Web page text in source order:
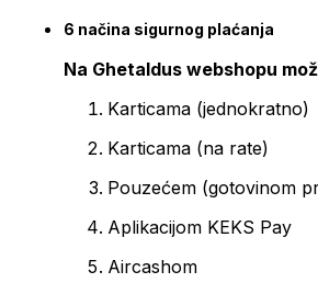
6 načina sigurnog plaćanja
Na Ghetaldus webshopu
Karticama (jednokratno)
Karticama (na rate)
Pouzećem (gotovinom
Aplikacijom KEKS Pay
Aircashom